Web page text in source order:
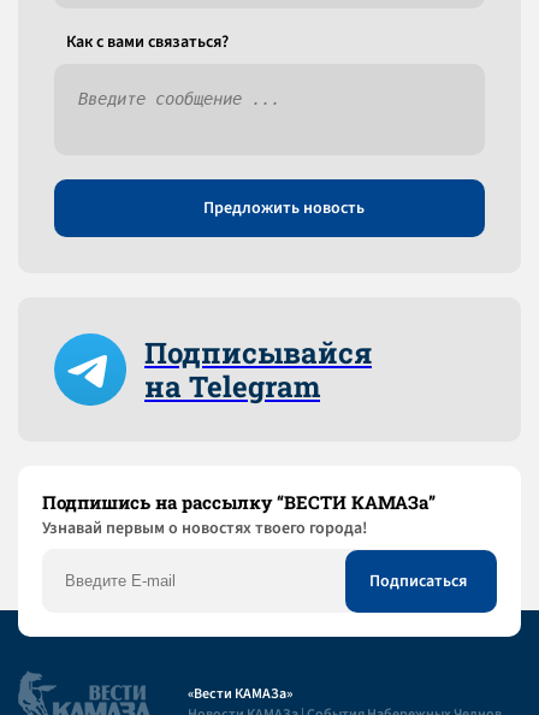
Как c вами связаться?
Предложить новость
Подписывайся
на Telegram
Подпишись на рассылку “ВЕСТИ КАМАЗа”
Узнaвай первым о новостях твоего города!
«Вести КАМАЗа»